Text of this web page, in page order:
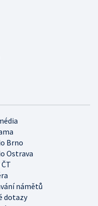
Brno
Ostrava
námětů
dotazy